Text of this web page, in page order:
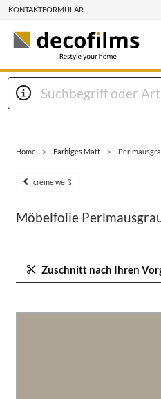
KONTAKTFORMULAR
Home Farbiges Matt
creme weiß
Möbelfolie
Zuschnitt nach Ihren